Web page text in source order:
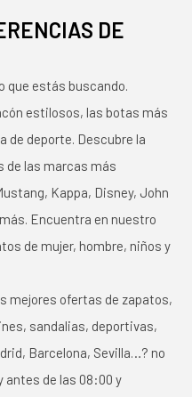
DE
que estás buscando.
estilosos, las botas más
de deporte. Descubre la
de las marcas más
Kappa, Disney, John
Encuentra en nuestro
de mujer, hombre, niños y
mejores ofertas de zapatos,
sandalias, deportivas,
Barcelona, Sevilla…? no
de las 08:00 y